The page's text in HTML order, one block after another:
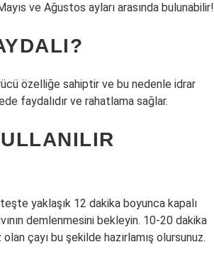
ve Ağustos ayları arasında bulunabilir!
özelliğe sahiptir ve bu nedenle idrar
faydalıdır ve rahatlama sağlar.
yaklaşık 12 dakika boyunca kapalı
demlenmesini bekleyin. 10-20 dakika
çayı bu şekilde hazırlamış olursunuz.